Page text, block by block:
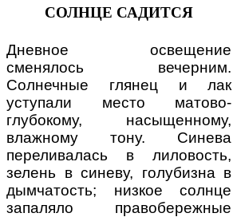
СОЛНЦЕ САДИТСЯ
Дневное освещение
сменялось вечерним.
Солнечные глянец и лак
уступали место матово-
глубокому, насыщенному,
влажному тону. Синева
переливалась в лиловость,
зелень в синеву, голубизна в
дымчатость; низкое солнце
запаляло правобережные